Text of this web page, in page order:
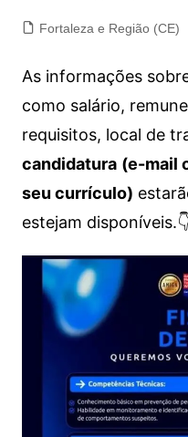
Fortaleza e Região (CE)
As informações
como salário,
requisitos, local de
candidatura (e-mail
seu currículo)
estejam disponíveis.👇